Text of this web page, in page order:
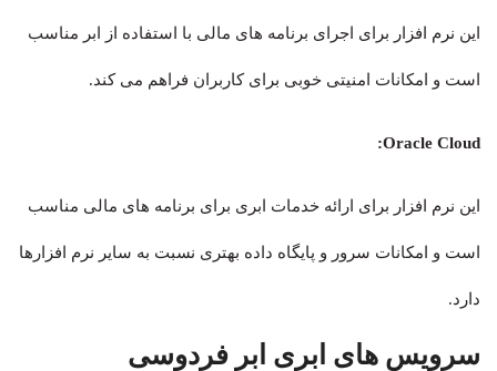
این نرم افزار برای اجرای برنامه های مالی با استفاده از ابر مناسب
است و امکانات امنیتی خوبی برای کاربران فراهم می کند.
Oracle Cloud:
این نرم افزار برای ارائه خدمات ابری برای برنامه های مالی مناسب
است و امکانات سرور و پایگاه داده بهتری نسبت به سایر نرم افزارها
دارد.
سرویس های ابری ابر فردوسی